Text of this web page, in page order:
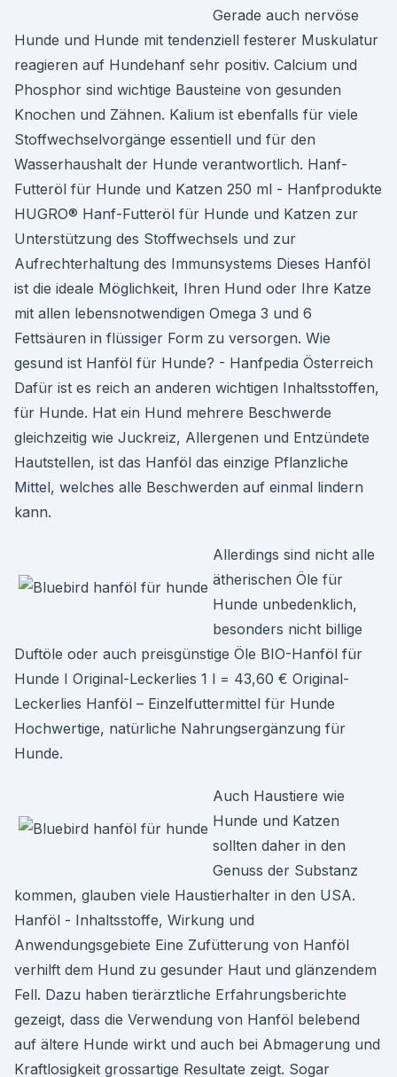
Gerade auch nervöse
Hunde und Hunde mit tendenziell festerer Muskulatur
reagieren auf Hundehanf sehr positiv. Calcium und
Phosphor sind wichtige Bausteine von gesunden
Knochen und Zähnen. Kalium ist ebenfalls für viele
Stoffwechselvorgänge essentiell und für den
Wasserhaushalt der Hunde verantwortl ich. Hanf-
Futteröl für Hunde und Katzen 250 ml - Hanfprodukte
HUGRO® Hanf-Futteröl für Hunde und Katzen zur
Unterstützung des Stoffwechsels und zur
Aufrechterhaltung des Immunsystems Dieses Hanföl
ist die ideale Möglichkeit, Ihren Hund oder Ihre Katze
mit allen lebensnotwendigen Omega 3 und 6
Fettsäuren in flüssiger Form zu versorgen. Wie
gesund ist Hanföl für Hunde? - Hanfpedia Österreich
Dafür ist es reich an anderen wichtigen Inhaltsstoffen,
für Hunde. Hat ein Hund mehrere Beschwerde
gleichzeitig wie Juckreiz, Allergenen und Entzündete
Hautstellen, ist das Hanföl das einzige Pflanzliche
Mittel, welches alle Beschwerden auf einmal lindern
kann.
Allerdings sind nicht alle
ätherischen Öle für
Hunde unbedenklich,
besonders nicht billige
Duftöle oder auch preisgünstige Öle BIO-Hanföl für
Hunde I Original-Leckerlies 1 l = 43,60 € Original-
Leckerlies Hanföl – Einzelfuttermittel für Hunde
Hochwertige, natürliche Nahrungsergänzung für
Hunde.
Auch Haustiere wie
Hunde und Katzen
sollten daher in den
Genuss der Substanz
kommen, glauben viele Haustierhalter in den USA.
Hanföl - Inhaltsstoffe, Wirkung und
Anwendungsgebiete Eine Zufütterung von Hanföl
verhilft dem Hund zu gesunder Haut und glänzendem
Fell. Dazu haben tierärztliche Erfahrungsberichte
gezeigt, dass die Verwendung von Hanföl belebend
auf ältere Hunde wirkt und auch bei Abmagerung und
Kraftlosigkeit grossartige Resultate zeigt. Sogar